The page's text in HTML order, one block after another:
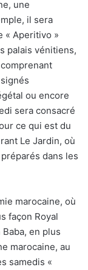
une
il sera
« Aperitivo »
palais vénitiens,
ou encore
sera consacré
ce qui est du
Le Jardin, où
dans les
marocaine, où
façon Royal
en plus
marocaine, au
samedis «